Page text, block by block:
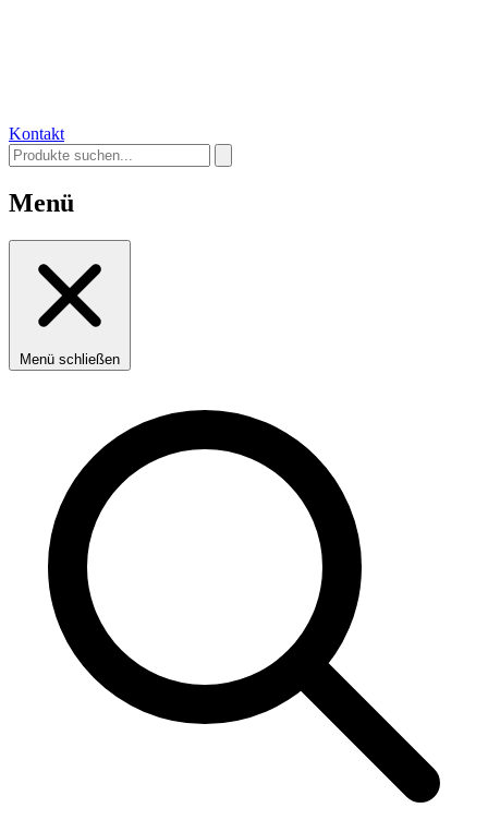
Kontakt
Menü
Menü schließen